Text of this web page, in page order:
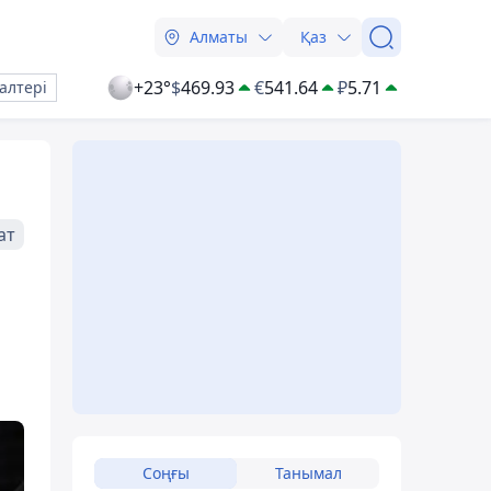
Алматы Қаз
+23°$469.93 €541.64 ₽5.71
Соңғы Танымал